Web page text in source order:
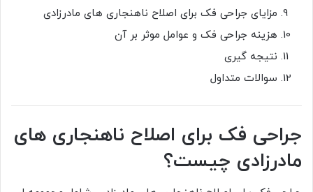
مزایای جراحی فک برای اصلاح ناهنجاری های مادرزادی
هزینه جراحی فک و عوامل موثر بر آن
نتیجه گیری
سوالات متداول
جراحی فک برای اصلاح ناهنجاری های
مادرزادی چیست؟